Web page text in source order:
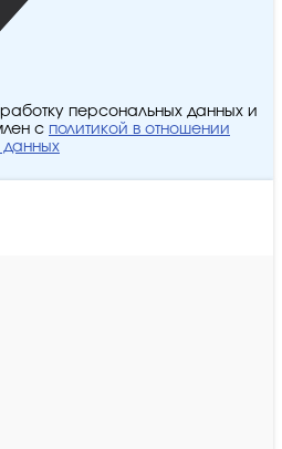
персональных данных и
с политикой в отношении